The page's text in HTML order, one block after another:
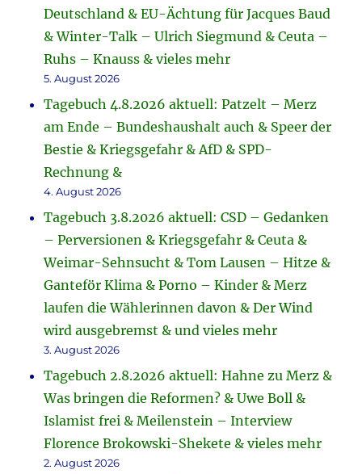
Deutschland & EU-Ächtung für Jacques Baud
& Winter-Talk – Ulrich Siegmund & Ceuta –
Ruhs – Knauss & vieles mehr
5. August 2026
Tagebuch 4.8.2026 aktuell: Patzelt – Merz
am Ende – Bundeshaushalt auch & Speer der
Bestie & Kriegsgefahr & AfD & SPD-
Rechnung &
4. August 2026
Tagebuch 3.8.2026 aktuell: CSD – Gedanken
– Perversionen & Kriegsgefahr & Ceuta &
Weimar-Sehnsucht & Tom Lausen – Hitze &
Ganteför Klima & Porno – Kinder & Merz
laufen die Wählerinnen davon & Der Wind
wird ausgebremst & und vieles mehr
3. August 2026
Tagebuch 2.8.2026 aktuell: Hahne zu Merz &
Was bringen die Reformen? & Uwe Boll &
Islamist frei & Meilenstein – Interview
Florence Brokowski-Shekete & vieles mehr
2. August 2026